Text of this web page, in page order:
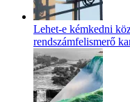
Lehet-e kémkedni
rendszámfelismerő